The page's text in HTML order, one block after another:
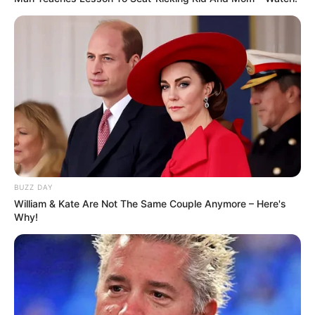
Masyarakat Turki biasanya menyantap ramazan pidesi saat sahur
ataupun berbuka. Roti yang lembut dan manis cukup
mengenyangkan perut yang lapar.
BUZZ DAY
William & Kate Are Not The Same Couple Anymore – Here's
Why!